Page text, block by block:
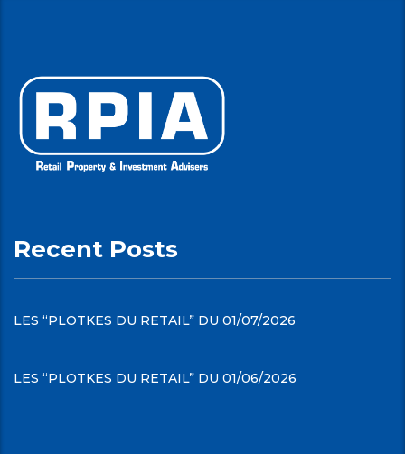
Recent Posts
LES “PLOTKES DU RETAIL” DU 01/07/2026
LES “PLOTKES DU RETAIL” DU 01/06/2026